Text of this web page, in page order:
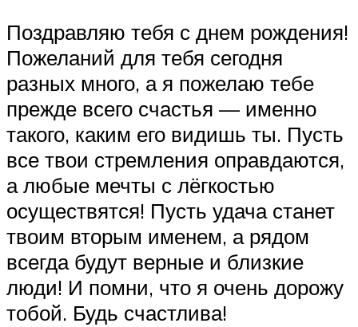
Поздравляю тебя с днем рождения!
Пожеланий для тебя сегодня
разных много, а я пожелаю тебе
прежде всего счастья — именно
такого, каким его видишь ты. Пусть
все твои стремления оправдаются,
а любые мечты с лёгкостью
осуществятся! Пусть удача станет
твоим вторым именем, а рядом
всегда будут верные и близкие
люди! И помни, что я очень дорожу
тобой. Будь счастлива!